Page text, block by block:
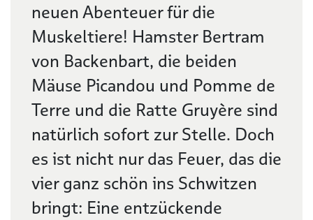
neuen Abenteuer für die
Muskeltiere! Hamster Bertram
von Backenbart, die beiden
Mäuse Picandou und Pomme de
Terre und die Ratte Gruyère sind
natürlich sofort zur Stelle. Doch
es ist nicht nur das Feuer, das die
vier ganz schön ins Schwitzen
bringt: Eine entzückende